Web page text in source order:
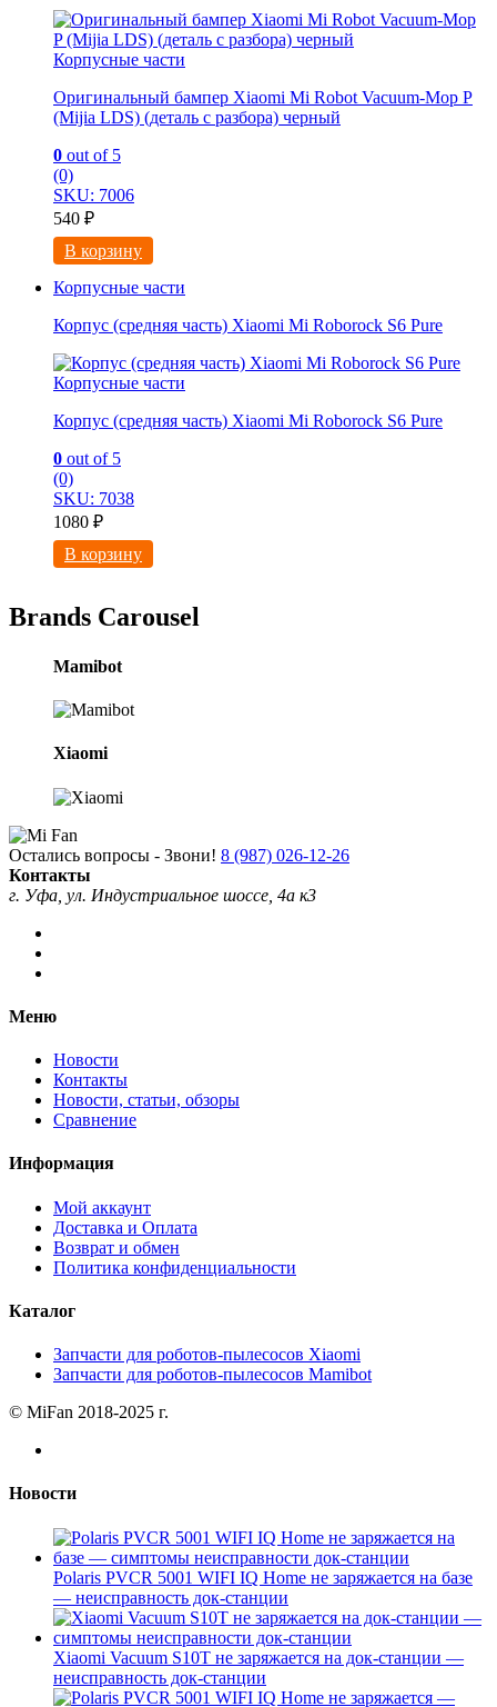
Корпусные части
Оригинальный бампер Xiaomi Mi Robot Vacuum-Mop P
(Mijia LDS) (деталь с разбора) черный
0 out of 5
(0)
SKU: 7006
540 ₽
В корзину
Корпусные части
Корпус (средняя часть) Xiaomi Mi Roborock S6 Pure
Корпусные части
Корпус (средняя часть) Xiaomi Mi Roborock S6 Pure
0 out of 5
(0)
SKU: 7038
1080 ₽
В корзину
Brands Carousel
Mamibot
Xiaomi
Остались вопросы - Звони! 8 (987) 026-12-26
Контакты
г. Уфа, ул. Индустриальное шоссе, 4а к3
Меню
Новости
Контакты
Новости, статьи, обзоры
Сравнение
Информация
Мой аккаунт
Доставка и Оплата
Возврат и обмен
Политика конфиденциальности
Каталог
Запчасти для роботов-пылесосов Xiaomi
Запчасти для роботов-пылесосов Mamibot
© MiFan 2018-2025 г.
Новости
Polaris PVCR 5001 WIFI IQ Home не заряжается на базе
— неисправность док-станции
Xiaomi Vacuum S10T не заряжается на док-станции —
неисправность док-станции